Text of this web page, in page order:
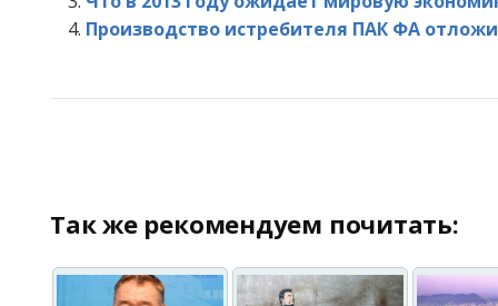
Производство истребителя ПАК ФА
Так же рекомендуем почитать: